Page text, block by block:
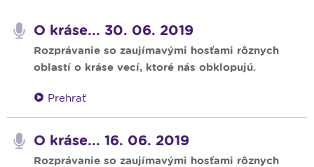
O kráse... 30. 06. 2019
Rozprávanie so zaujímavými hosťami rôznych
oblastí o kráse vecí, ktoré nás obklopujú.
Prehrať
O kráse... 16. 06. 2019
Rozprávanie so zaujímavými hosťami rôznych